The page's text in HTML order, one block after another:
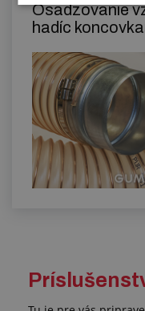
Osadzovanie
hadíc